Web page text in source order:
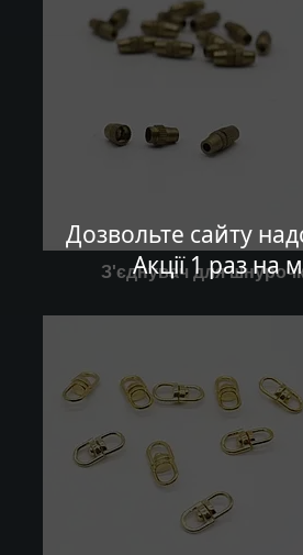
Дозвольте сайту
Акції 1 раз на
З'єднувач для